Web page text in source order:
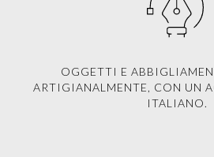
OGGETTI E
ARTIGIANALMENTE, CON UN
ITALIANO.